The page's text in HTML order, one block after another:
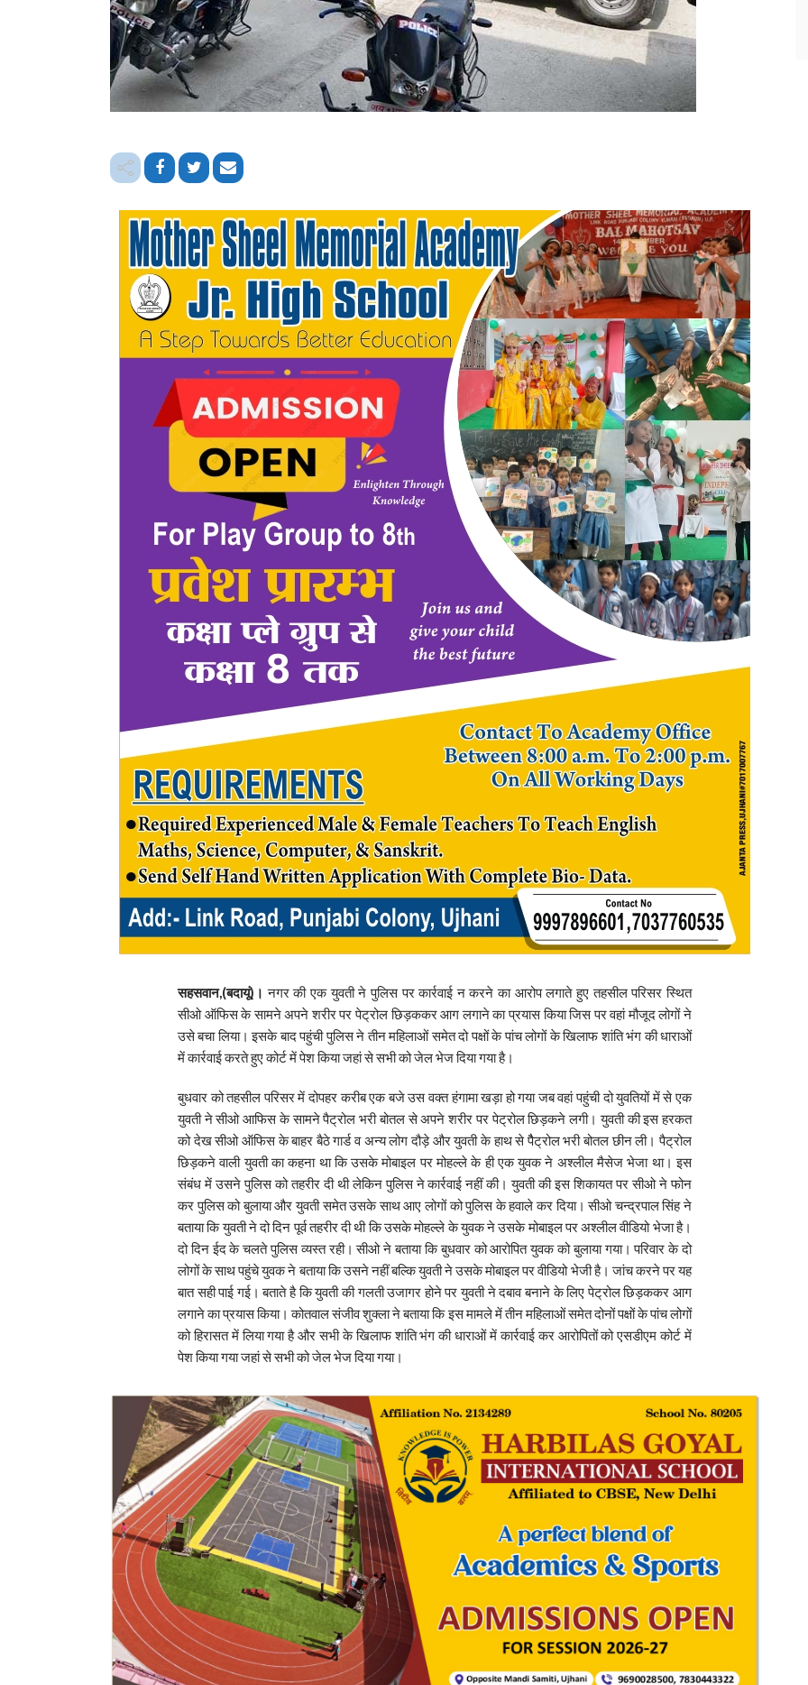
सहसवान,(बदायूं)। नगर की एक युवती ने पुलिस पर कार्रवाई न करने का आरोप लगाते हुए तहसील परिसर स्थित
सीओ ऑफिस के सामने अपने शरीर पर पेट्रोल छिड़ककर आग लगाने का प्रयास किया जिस पर वहां मौजूद लोगों ने
उसे बचा लिया। इसके बाद पहुंची पुलिस ने तीन महिलाओं समेत दो पक्षों के पांच लोगों के खिलाफ शांति भंग की धाराओं
में कार्रवाई करते हुए कोर्ट में पेश किया जहां से सभी को जेल भेज दिया गया है।
बुधवार को तहसील परिसर में दोपहर करीब एक बजे उस वक्त हंगामा खड़ा हो गया जब वहां पहुंची दो युवतियों में से एक
युवती ने सीओ आफिस के सामने पैट्रोल भरी बोतल से अपने शरीर पर पेट्रोल छिड़कने लगी। युवती की इस हरकत
को देख सीओ ऑफिस के बाहर बैठे गार्ड व अन्य लोग दौड़े और युवती के हाथ से पैैट्रोल भरी बोतल छीन ली। पैट्रोल
छिड़कने वाली युवती का कहना था कि उसके मोबाइल पर मोहल्ले के ही एक युवक ने अश्लील मैसेज भेजा था। इस
संबंध में उसने पुलिस को तहरीर दी थी लेकिन पुलिस ने कार्रवाई नहीं की। युवती की इस शिकायत पर सीओ ने फोन
कर पुलिस को बुलाया और युवती समेत उसके साथ आए लोगों को पुलिस के हवाले कर दिया। सीओ चन्द्रपाल सिंह ने
बताया कि युवती ने दो दिन पूर्व तहरीर दी थी कि उसके मोहल्ले के युवक ने उसके मोबाइल पर अश्लील वीडियो भेजा है।
दो दिन ईद के चलते पुलिस व्यस्त रही। सीओ ने बताया कि बुधवार को आरोपित युवक को बुलाया गया। परिवार के दो
लोगों के साथ पहुंचे युवक ने बताया कि उसने नहीं बल्कि युवती ने उसके मोबाइल पर वीडियो भेजी है। जांच करने पर यह
बात सही पाई गई। बताते है कि युवती की गलती उजागर होने पर युवती ने दबाव बनाने के लिए पेट्रोल छिड़ककर आग
लगाने का प्रयास किया। कोतवाल संजीव शुक्ला ने बताया कि इस मामले में तीन महिलाओं समेत दोनों पक्षों के पांच लोगों
को हिरासत में लिया गया है और सभी के खिलाफ शांति भंग की धाराओं में कार्रवाई कर आरोपितों को एसडीएम कोर्ट में
पेश किया गया जहां से सभी को जेल भेज दिया गया।